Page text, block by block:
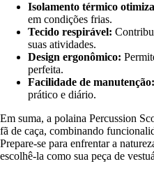
Isolamento térmico
em condições frias.
Tecido respirável:
suas atividades.
Design ergonômico:
perfeita.
Facilidade de manutenção:
prático e diário.
Em suma, a polaina Percussion
fã de caça, combinando
Prepare-se para enfrentar a
escolhê-la como sua peça de